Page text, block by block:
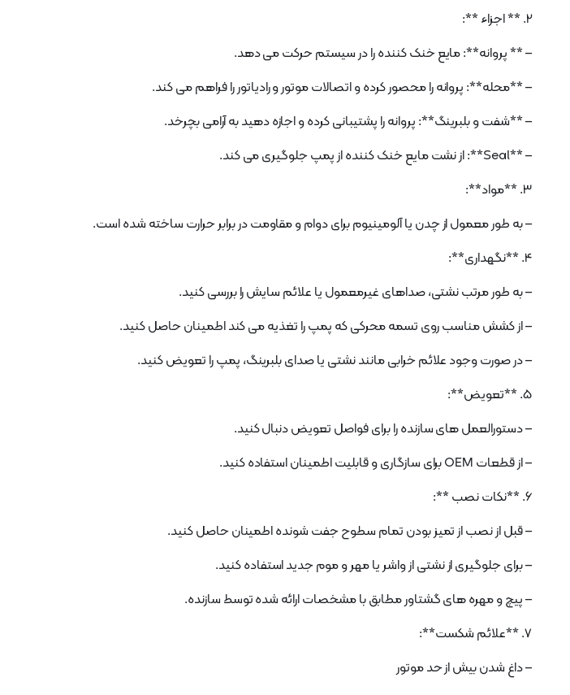
2. ** اجزاء **:
– ** پروانه**: مایع خنک کننده را در سیستم حرکت می دهد.
– **محله**: پروانه را محصور کرده و اتصالات موتور و رادیاتور را فراهم می کند.
– **شفت و بلبرینگ**: پروانه را پشتیبانی کرده و اجازه دهید به آرامی بچرخد.
– **Seal**: از نشت مایع خنک کننده از پمپ جلوگیری می کند.
3. **مواد**:
– به طور معمول از چدن یا آلومینیوم برای دوام و مقاومت در برابر حرارت ساخته شده است.
4. **نگهداری**:
– به طور مرتب نشتی، صداهای غیرمعمول یا علائم سایش را بررسی کنید.
– از کشش مناسب روی تسمه محرکی که پمپ را تغذیه می کند اطمینان حاصل کنید.
– در صورت وجود علائم خرابی مانند نشتی یا صدای بلبرینگ، پمپ را تعویض کنید.
5. **تعویض**:
– دستورالعمل های سازنده را برای فواصل تعویض دنبال کنید.
– از قطعات OEM برای سازگاری و قابلیت اطمینان استفاده کنید.
6. **نکات نصب **:
– قبل از نصب از تمیز بودن تمام سطوح جفت شونده اطمینان حاصل کنید.
– برای جلوگیری از نشتی از واشر یا مهر و موم جدید استفاده کنید.
– پیچ و مهره های گشتاور مطابق با مشخصات ارائه شده توسط سازنده.
7. **علائم شکست**:
– داغ شدن بیش از حد موتور